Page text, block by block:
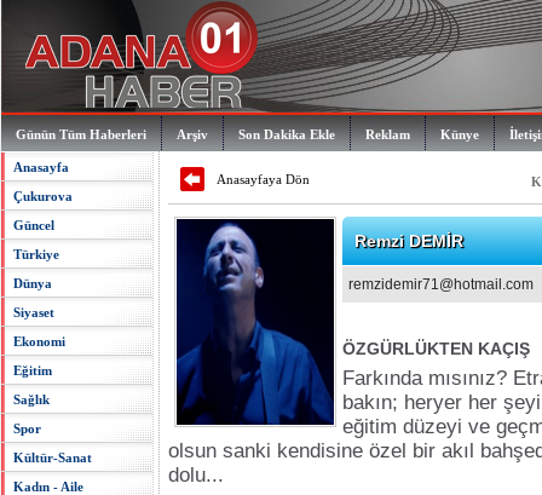
Günün Tüm Haberleri Arşiv Son Dakika Ekle Reklam Künye
Anasayfa
Çukurova
Güncel
Türkiye
Dünya
Siyaset
Ekonomi
Eğitim
Sağlık
Spor
Kültür-Sanat
Kadın - Aile
Anasayfaya Dön
Remzi DEMİR
remzidemir71@hotmail.com
ÖZGÜRLÜKTEN KAÇIŞ
Farkında mısınız?
bakın; heryer her
eğitim düzeyi ve
olsun sanki kendisine özel bir akıl
dolu...